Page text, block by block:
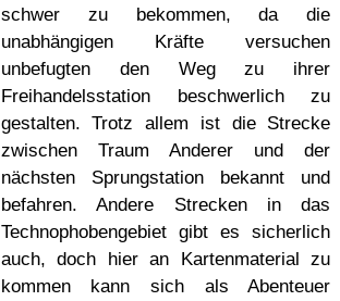
schwer zu bekommen, da die
unabhängigen Kräfte versuchen
unbefugten den Weg zu ihrer
Freihandelsstation beschwerlich zu
gestalten. Trotz allem ist die Strecke
zwischen Traum Anderer und der
nächsten Sprungstation bekannt und
befahren. Andere Strecken in das
Technophobengebiet gibt es sicherlich
auch, doch hier an Kartenmaterial zu
kommen kann sich als Abenteuer